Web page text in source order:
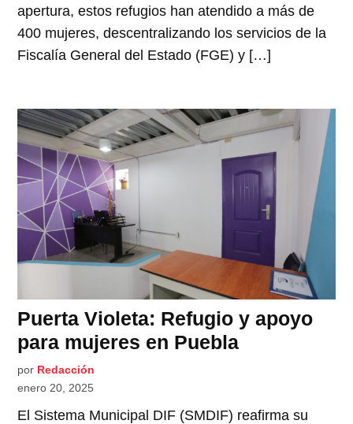
apertura, estos refugios han atendido a más de
400 mujeres, descentralizando los servicios de la
Fiscalía General del Estado (FGE) y […]
Puerta Violeta: Refugio y apoyo
para mujeres en Puebla
por Redacción
enero 20, 2025
El Sistema Municipal DIF (SMDIF) reafirma su